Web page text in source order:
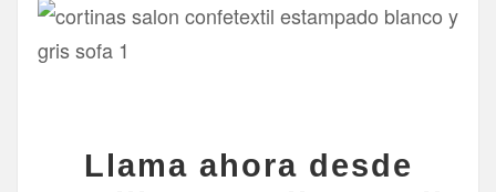
Llama ahora desde